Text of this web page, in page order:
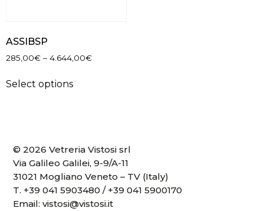
ASSIBSP
285,00€ – 4.644,00€
Select options
© 2026 Vetreria Vistosi srl
Via Galileo Galilei, 9-9/A-11
31021 Mogliano Veneto – TV (Italy)
T. +39 041 5903480 / +39 041 5900170
Email:vistosi@vistosi.it